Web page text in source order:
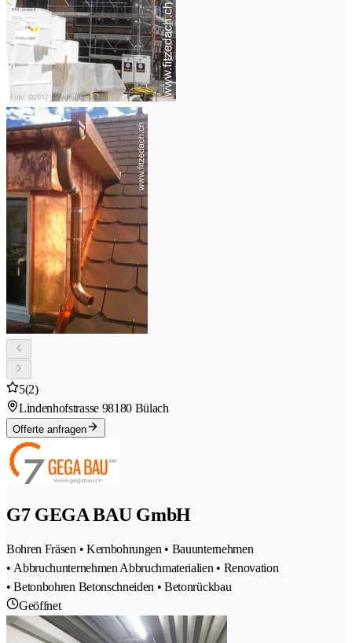
5(2)
Lindenhofstrasse 98180 Bülach
Offerte anfragen
G7 GEGA BAU GmbH
Bohren Fräsen • Kernbohrungen • Bauunternehmen
• Abbruchunternehmen Abbruchmaterialien • Renovation
• Betonbohren Betonschneiden • Betonrückbau
Geöffnet